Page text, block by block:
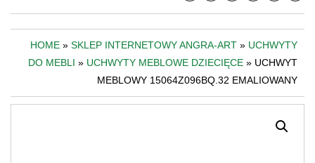
HOME » SKLEP INTERNETOWY ANGRA-ART » UCHWYTY
DO MEBLI » UCHWYTY MEBLOWE DZIECIĘCE » UCHWYT
MEBLOWY 15064Z096BQ.32 EMALIOWANY